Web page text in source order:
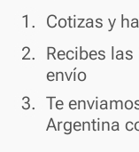
done
1. Cotizas y
done
2. Recibes
envío
done
3. Te
Argentina